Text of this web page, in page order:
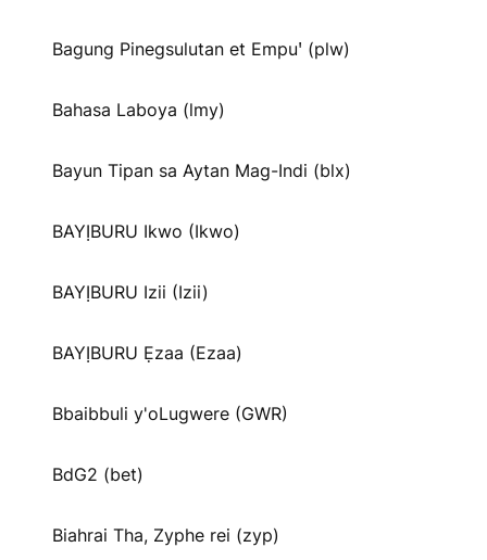
Bagung Pinegsulutan et Empuꞌ (plw)
Bahasa Laboya (lmy)
Bayun Tipan sa Aytan Mag-Indi (blx)
BAYỊBURU Ikwo (Ikwo)
BAYỊBURU Izii (Izii)
BAYỊBURU Ẹzaa (Ezaa)
Bbaibbuli y'oLugwere (GWR)
BdG2 (bet)
Biahrai Tha, Zyphe rei (zyp)